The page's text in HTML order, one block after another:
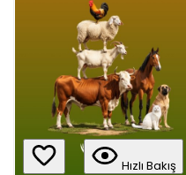
Hızlı Bakış